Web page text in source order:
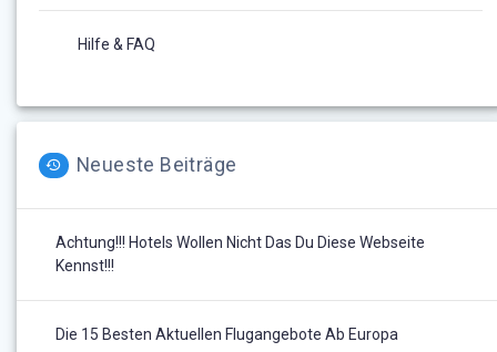
Hilfe & FAQ
Neueste Beiträge
Achtung!!! Hotels Wollen Nicht Das Du Diese Webseite
Kennst!!!
Die 15 Besten Aktuellen Flugangebote Ab Europa